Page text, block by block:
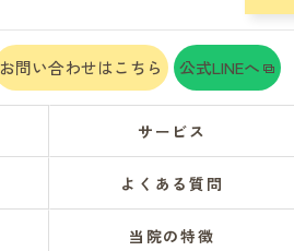
お問い合わせはこちら 公式LINEへ
サービス
よくある質問
当院の特徴